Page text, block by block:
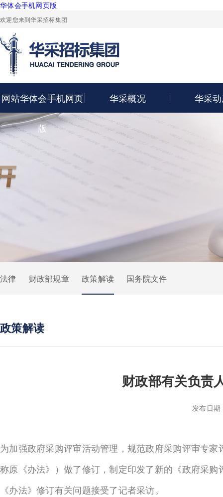
华体会手机网页版
欢迎您来到华采招标集团
网站华体会手机网页
版
华采概况 华采
法律 财政部规章 政策解读 国务院文件
政策解读
财政部有关负责
发布日
为加强政府采购评审活动管理，规范政府采购评审专
称原《办法》）做了修订，制定印发了新的《政府采
《办法》修订有关问题接受了记者采访。